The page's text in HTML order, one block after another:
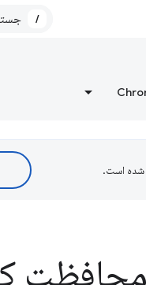
/
شده است.